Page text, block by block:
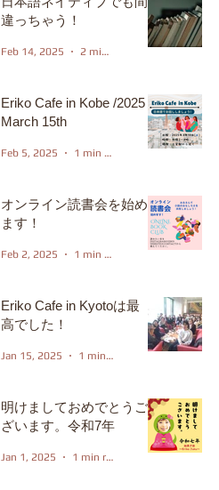
違っちゃう！
Feb 14, 2025 2 min read
Eriko Cafe in Kobe /2025
March 15th
Feb 5, 2025 1 min read
オンライン読書会を始め
ます！
Feb 2, 2025 1 min read
Eriko Cafe in Kyotoは最
高でした！
Jan 15, 2025 1 min read
明けましておめでとうご
ざいます。令和7年
Jan 1, 2025 1 min read